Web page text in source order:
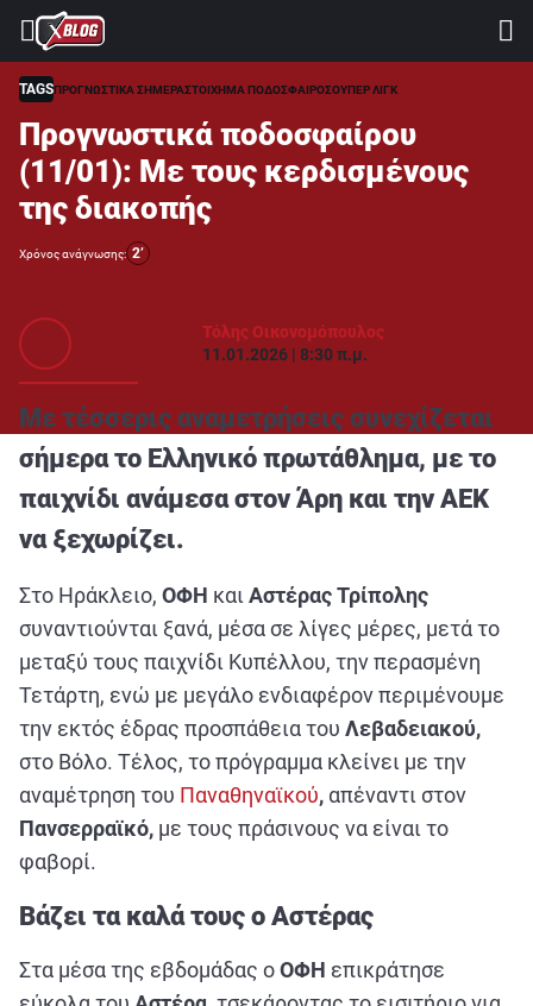
⚽ ΜΟΥΝΤΙΑΛ 2026
ΣΤΟΙΧΗΜΑ
CASINO
ΠΡΟΓΝΩΣΤΙΚΑ ΤIPSTERS
ΠΡΟΓΝΩΣΤΙΚΑ ΚΑΤΗΓΟΡΙΕΣ
ΔΙΑΓΩΝΙΣΜΟΙ
TSILI LEAGUE
RETRO
BLOGS
QUIZ
ΑΘΛΗΤΙΚΑ
ΑΘΛΗΤΙΚΕΣ ΜΕΤΑΔΟΣΕΙΣ
Εξυπηρέτηση Πελατών
TAGSΠΡΟΓΝΩΣΤΙΚΑ ΣΗΜΕΡΑΣΤΟΙΧΗΜΑ ΠΟΔΟΣΦΑΙΡΟΣΟΥΠΕΡ ΛΙΓΚ
Προγνωστικά ποδοσφαίρου
(11/01): Με τους κερδισμένους
της διακοπής
Χρόνος ανάγνωσης: 2’
Τόλης Οικονομόπουλος
11.01.2026 | 8:30 π.μ.
Με τέσσερις αναμετρήσεις συνεχίζεται
σήμερα το Ελληνικό πρωτάθλημα, με το
παιχνίδι ανάμεσα στον Άρη και την ΑΕΚ
να ξεχωρίζει.
Στο Ηράκλειο, ΟΦΗ και Αστέρας Τρίπολης
συναντιούνται ξανά, μέσα σε λίγες μέρες, μετά το
μεταξύ τους παιχνίδι Κυπέλλου, την περασμένη
Τετάρτη, ενώ με μεγάλο ενδιαφέρον περιμένουμε
την εκτός έδρας προσπάθεια του Λεβαδειακού,
στο Βόλο. Τέλος, το πρόγραμμα κλείνει με την
αναμέτρηση του Παναθηναϊκού, απέναντι στον
Πανσερραϊκό, με τους πράσινους να είναι το
φαβορί.
Βάζει τα καλά τους ο Αστέρας
Στα μέσα της εβδομάδας οΟΦΗ επικράτησε